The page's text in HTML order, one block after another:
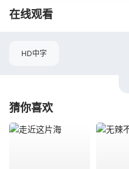
在线观看
HD中字
猜你喜欢